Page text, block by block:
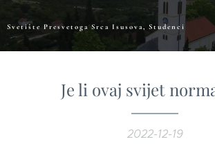
Svetište Presvetoga Srca Isusova, Studenci
Je li ovaj svijet
2022-12-19